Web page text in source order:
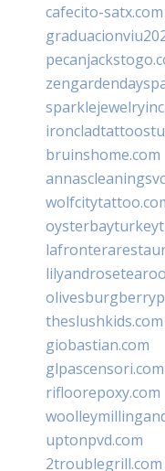
cafecito-satx.com
bruinshome.com
theslushkids.com
giobastian.com
glpascensori.com
rifloorepoxy.com
uptonpvd.com
2troublegrill.com